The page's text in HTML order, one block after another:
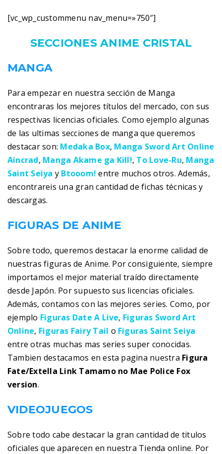
[vc_wp_custommenu nav_menu=»750″]
SECCIONES ANIME CRISTAL
MANGA
Para empezar en nuestra sección de Manga
encontraras los mejores títulos del mercado, con sus
respectivas licencias oficiales. Como ejemplo algunas
de las ultimas secciones de manga que queremos
destacar son: Medaka Box, Manga Sword Art Online
Aincrad, Manga Akame ga Kill!, To Love-Ru, Manga
Saint Seiya y Btooom! entre muchos otros. Además,
encontrareis una gran cantidad de fichas técnicas y
descargas.
FIGURAS DE ANIME
Sobre todo, queremos destacar la enorme calidad de
nuestras figuras de Anime. Por consiguiente, siempre
importamos el mejor material traído directamente
desde Japón. Por supuesto sus licencias oficiales.
Además, contamos con las mejores series. Como, por
ejemplo Figuras Date A Live, Figuras Sword Art
Online, Figuras Fairy Tail o Figuras Saint Seiya
entre otras muchas mas series super conocidas.
Tambien destacamos en esta pagina nuestra Figura
Fate/Extella Link Tamamo no Mae Police Fox
version.
VIDEOJUEGOS
Sobre todo cabe destacar la gran cantidad de titulos
oficiales que aparecen en nuestra Tienda online. Por